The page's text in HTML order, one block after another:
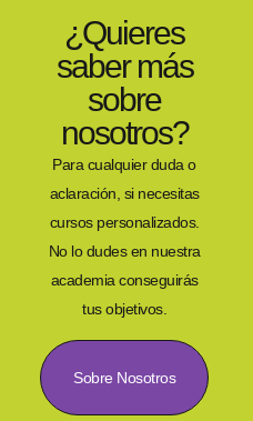
¿Quieres
saber más
sobre
nosotros?
Para cualquier duda o
aclaración, si necesitas
cursos personalizados.
No lo dudes en nuestra
academia conseguirás
tus objetivos.
Sobre Nosotros